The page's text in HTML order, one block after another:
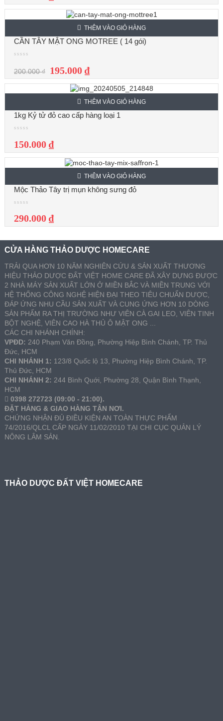
THÊM VÀO GIỎ HÀNG
CẦN TÂY MẬT ONG MOTREE ( 14 gói)
200.000 ₫ 195.000 ₫
THÊM VÀO GIỎ HÀNG
1kg Kỷ tử đỏ cao cấp hàng loại 1
150.000 ₫
THÊM VÀO GIỎ HÀNG
Mộc Thảo Tây trị mụn không sưng đỏ
290.000 ₫
CỬA HÀNG THẢO DƯỢC HOMECARE
TRẢI QUA HƠN 10 NĂM NGHIÊN CỨU & SẢN XUẤT THƯƠNG
HIỆU THẢO DƯỢC ĐẤT VIỆT HOME CARE ĐÃ XÂY DỰNG ĐƯỢC
2 NHÀ MÁY SẢN XUẤT LỚN Ở MIỀN BẮC VÀ MIỀN TRUNG VỚI
HỆ THỐNG CÔNG NGHỆ HIỆN ĐẠI THEO TIÊU CHUẨN DƯỢC,
ĐÁP ỨNG NHU CẦU SẢN XUẤT VÀ CUNG ỨNG HƠN 10 DÒNG
SẢN PHẨM RA THỊ TRƯỜNG NHƯ VIÊN CÀ GAI LEO, VIÊN TINH
BỘT NGHỆ, VIÊN CAO HÀ THỦ Ô MẬT ONG ...
CÁC CHI NHÁNH CHÍNH:
VPĐD: 240 Phạm Văn Đồng, Phường Hiệp Bình Chánh, TP. Thủ
Đức, HCM
CHI NHÁNH 1: 123/8 Quốc lộ 13, Phường Hiệp Bình Chánh, TP.
Thủ Đức, HCM
CHI NHÁNH 2: 244 Bình Quới, Phường 28, Quận Bình Thạnh,
HCM
0398 272723 (09:00 - 21:00).
ĐẶT HÀNG & GIAO HÀNG TẬN NƠI.
CHỨNG NHẬN ĐỦ ĐIỀU KIỆN AN TOÀN THỰC PHẨM
74/2016/QLCL CẤP NGÀY 11/02/2010 TẠI CHI CỤC QUẢN LÝ
NÔNG LÂM SẢN.
THẢO DƯỢC ĐẤT VIỆT HOMECARE